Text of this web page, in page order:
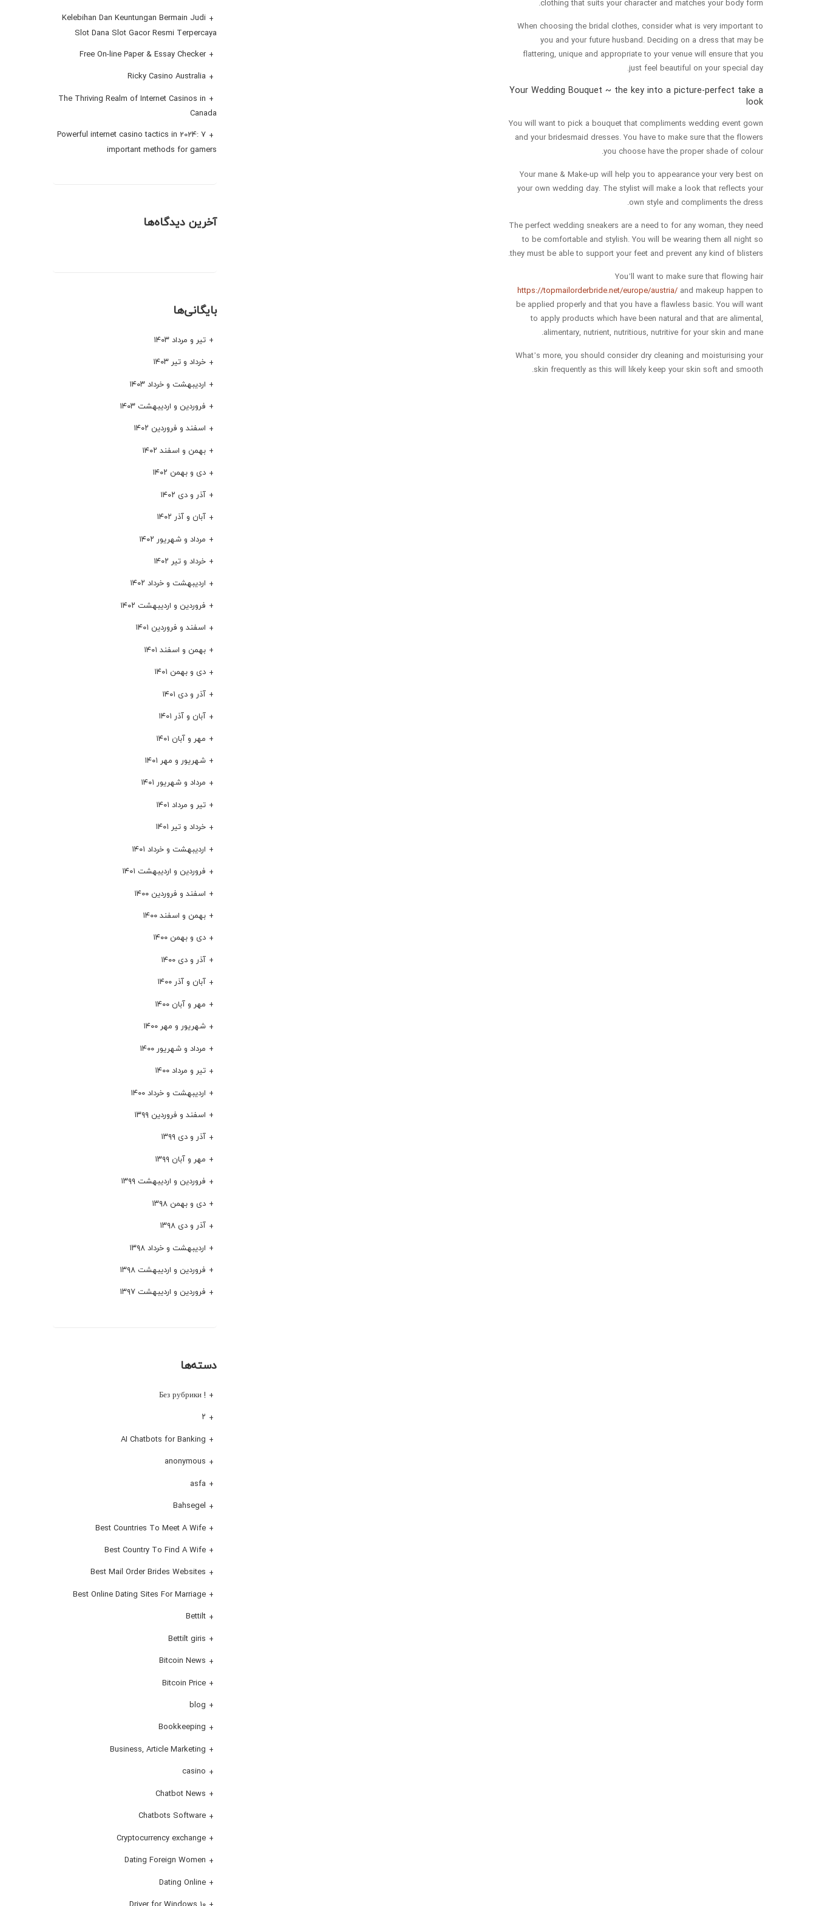
clothing that suits your character and matches your body form.
When choosing the bridal clothes, consider what is very important to
you and your future husband. Deciding on a dress that may be
flattering, unique and appropriate to your venue will ensure that you
just feel beautiful on your special day.
Your Wedding Bouquet ~ the key into a picture-perfect take a
look
You will want to pick a bouquet that compliments wedding event gown
and your bridesmaid dresses. You have to make sure that the flowers
you choose have the proper shade of colour.
Your mane & Make-up will help you to appearance your very best on
your own wedding day. The stylist will make a look that reflects your
own style and compliments the dress.
The perfect wedding sneakers are a need to for any woman, they need
to be comfortable and stylish. You will be wearing them all night so
they must be able to support your feet and prevent any kind of blisters.
You’ll want to make sure that flowing hair
https://topmailorderbride.net/europe/austria/
be applied properly and that you have a flawless basic. You will want
to apply products which have been natural and that are alimental,
alimentary, nutrient, nutritious, nutritive for your skin and mane.
What’s more, you should consider dry cleaning and moisturising your
skin frequently as this will likely keep your skin soft and smooth.
Kelebihan Dan Keuntungan Bermain Judi
Slot Dana Slot Gacor Resmi Terpercaya
Free On-line Paper & Essay Checker
Ricky Casino Australia
The Thriving Realm of Internet Casinos in
Canada
Powerful internet casino tactics in 2024: 7
important methods for gamers
آخرین دیدگاه‌ها
بایگانی‌ها
تیر و مرداد ۱۴۰۳
خرداد و تیر ۱۴۰۳
اردیبهشت و خرداد ۱۴۰۳
فروردین و اردیبهشت ۱۴۰۳
اسفند و فروردین ۱۴۰۲
بهمن و اسفند ۱۴۰۲
دی و بهمن ۱۴۰۲
آذر و دی ۱۴۰۲
آبان و آذر ۱۴۰۲
مرداد و شهریور ۱۴۰۲
خرداد و تیر ۱۴۰۲
اردیبهشت و خرداد ۱۴۰۲
فروردین و اردیبهشت ۱۴۰۲
اسفند و فروردین ۱۴۰۱
بهمن و اسفند ۱۴۰۱
دی و بهمن ۱۴۰۱
آذر و دی ۱۴۰۱
آبان و آذر ۱۴۰۱
مهر و آبان ۱۴۰۱
شهریور و مهر ۱۴۰۱
مرداد و شهریور ۱۴۰۱
تیر و مرداد ۱۴۰۱
خرداد و تیر ۱۴۰۱
اردیبهشت و خرداد ۱۴۰۱
فروردین و اردیبهشت ۱۴۰۱
اسفند و فروردین ۱۴۰۰
بهمن و اسفند ۱۴۰۰
دی و بهمن ۱۴۰۰
آذر و دی ۱۴۰۰
آبان و آذر ۱۴۰۰
مهر و آبان ۱۴۰۰
شهریور و مهر ۱۴۰۰
مرداد و شهریور ۱۴۰۰
تیر و مرداد ۱۴۰۰
اردیبهشت و خرداد ۱۴۰۰
اسفند و فروردین ۱۳۹۹
آذر و دی ۱۳۹۹
مهر و آبان ۱۳۹۹
فروردین و اردیبهشت ۱۳۹۹
دی و بهمن ۱۳۹۸
آذر و دی ۱۳۹۸
اردیبهشت و خرداد ۱۳۹۸
فروردین و اردیبهشت ۱۳۹۸
فروردین و اردیبهشت ۱۳۹۷
دسته‌ها
! Без рубрики
۲
AI Chatbots for Banking
anonymous
asfa
Bahsegel
Best Countries To Meet A Wife
Best Country To Find A Wife
Best Mail Order Brides Websites
Best Online Dating Sites For Marriage
Bettilt
Bettilt giris
Bitcoin News
Bitcoin Price
blog
Bookkeeping
Business, Article Marketing
casino
Chatbot News
Chatbots Software
Cryptocurrency exchange
Dating Foreign Women
Dating Online